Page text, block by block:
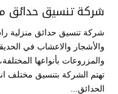
شركة تنسيق حدائق
شركة تنسيق حدائق منزلية
والأشجار والاعشاب في
والمزروعات بأنواعها
تهتم الشركة بتنسيق مختلف
الحدائق...